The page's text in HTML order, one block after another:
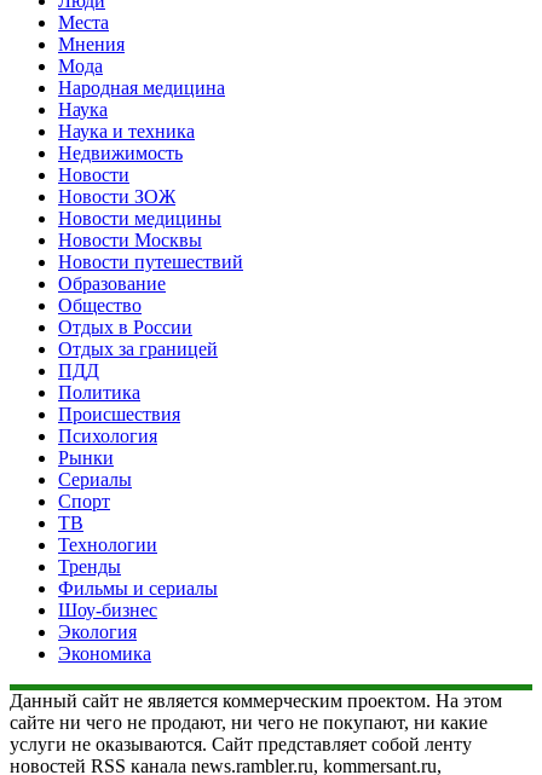
Места
Мнения
Мода
Народная медицина
Наука
Наука и техника
Недвижимость
Новости
Новости ЗОЖ
Новости медицины
Новости Москвы
Новости путешествий
Образование
Общество
Отдых в России
Отдых за границей
ПДД
Политика
Происшествия
Психология
Рынки
Сериалы
Спорт
ТВ
Технологии
Тренды
Фильмы и сериалы
Шоу-бизнес
Экология
Экономика
Данный сайт не является коммерческим проектом. На этом
сайте ни чего не продают, ни чего не покупают, ни какие
услуги не оказываются. Сайт представляет собой ленту
новостей RSS канала news.rambler.ru, kommersant.ru,